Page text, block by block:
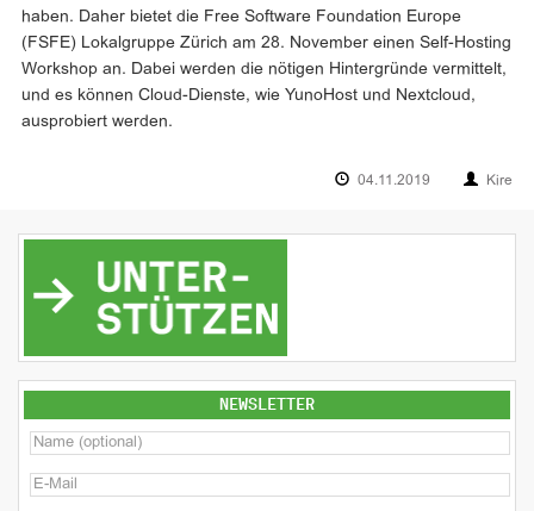
haben. Daher bietet die Free Software Foundation Europe
(FSFE) Lokalgruppe Zürich am 28. November einen Self-Hosting
Workshop an. Dabei werden die nötigen Hintergründe vermittelt,
und es können Cloud-Dienste, wie YunoHost und Nextcloud,
ausprobiert werden.
04.11.2019 Kire
NEWSLETTER